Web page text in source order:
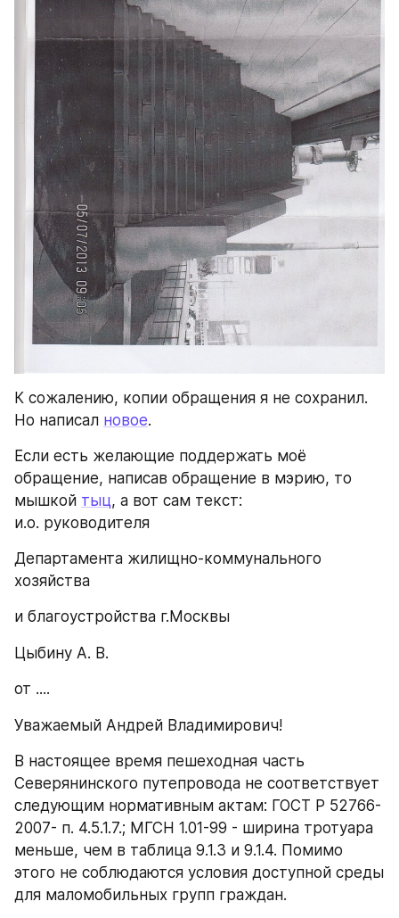
К сожалению, копии обращения я не сохранил.
Но написал новое.
Если есть желающие поддержать моё
обращение, написав обращение в мэрию, то
мышкой тыц, а вот сам текст:
и.о. руководителя
Департамента жилищно-коммунального
хозяйства
и благоустройства г.Москвы
Цыбину А. В.
от ....
Уважаемый Андрей Владимирович!
В настоящее время пешеходная часть
Северянинского путепровода не соответствует
следующим нормативным актам: ГОСТ Р 52766-
2007- п. 4.5.1.7.; МГСН 1.01-99 - ширина тротуара
меньше, чем в таблица 9.1.3 и 9.1.4. Помимо
этого не соблюдаются условия доступной среды
для маломобильных групп граждан.